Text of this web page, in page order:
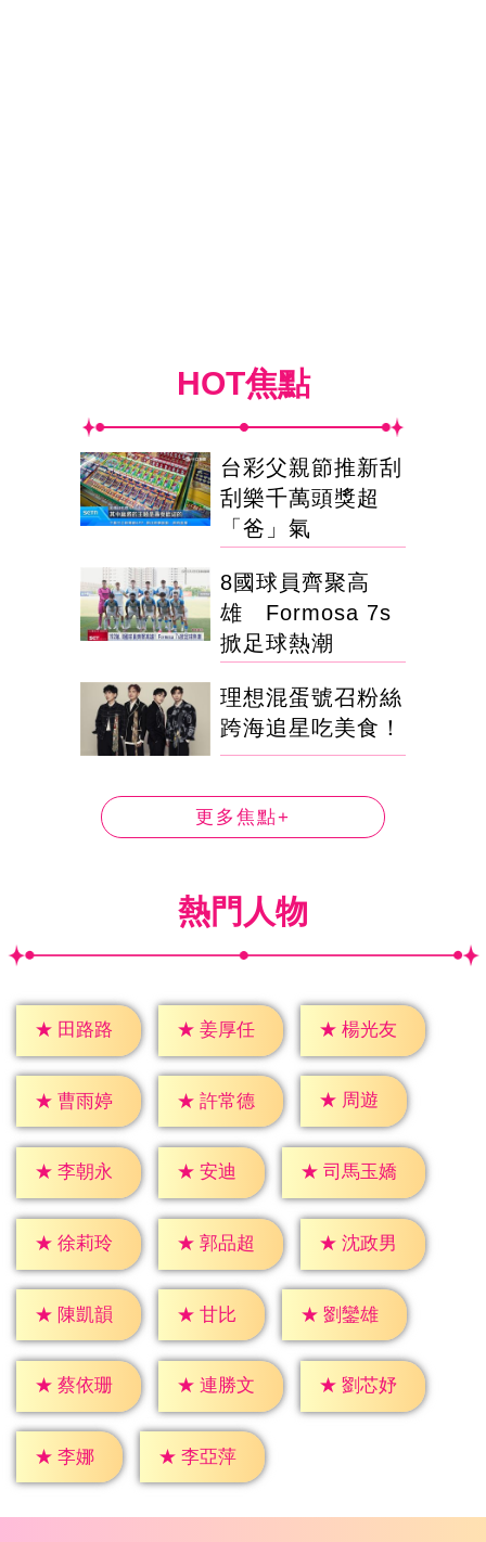
HOT焦點
台彩父親節推新刮
刮樂千萬頭獎超
「爸」氣
8國球員齊聚高
雄 Formosa 7s
掀足球熱潮
理想混蛋號召粉絲
跨海追星吃美食！
更多焦點+
熱門人物
★ 田路路 ★ 姜厚任 ★ 楊光友
★ 曹雨婷 ★ 許常德 ★ 周遊
★ 李朝永 ★ 安迪 ★ 司馬玉嬌
★ 徐莉玲 ★ 郭品超 ★ 沈政男
★ 陳凱韻 ★ 甘比 ★ 劉鑾雄
★ 蔡依珊 ★ 連勝文 ★ 劉芯妤
★ 李娜 ★ 李亞萍